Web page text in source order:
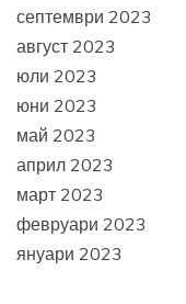
септември 2023
август 2023
юли 2023
юни 2023
май 2023
април 2023
март 2023
февруари 2023
януари 2023